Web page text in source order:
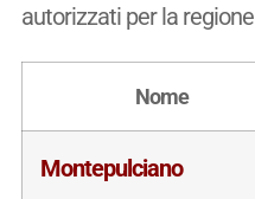
autorizzati per la regione
Nome
Montepulciano